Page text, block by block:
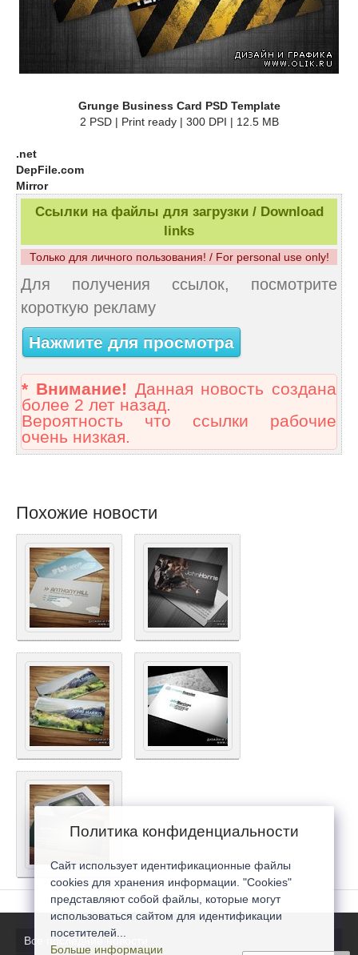
Grunge Business Card PSD Template
2 PSD | Print ready | 300 DPI | 12.5 MB
.net
DepFile.com
Mirror
Ссылки на файлы для загрузки / Download
links
Только для личного пользования! / For personal use only!
Для получения ссылок, посмотрите
короткую рекламу
Нажмите для просмотра
* Внимание! Данная новость создана
более 2 лет назад.
Вероятность что ссылки рабочие
очень низкая.
Похожие новости
Все последние новости
Политика конфиденциальности
Сайт использует идентификационные файлы
cookies для хранения информации. "Cookies"
представляют собой файлы, которые могут
использоваться сайтом для идентификации
посетителей...
Больше информации